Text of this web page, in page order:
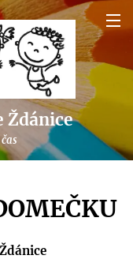
Ždánice